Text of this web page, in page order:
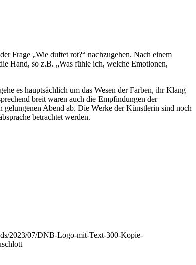
Frage „Wie duftet rot?“ nachzugehen. Nach einem
Hand, so z.B. „Was fühle ich, welche Emotionen,
es hauptsächlich um das Wesen der Farben, ihr Klang
breit waren auch die Empfindungen der
Abend ab. Die Werke der Künstlerin sind noch
betrachtet werden.
2023/07/DNB-Logo-mit-Text-300-Kopie-